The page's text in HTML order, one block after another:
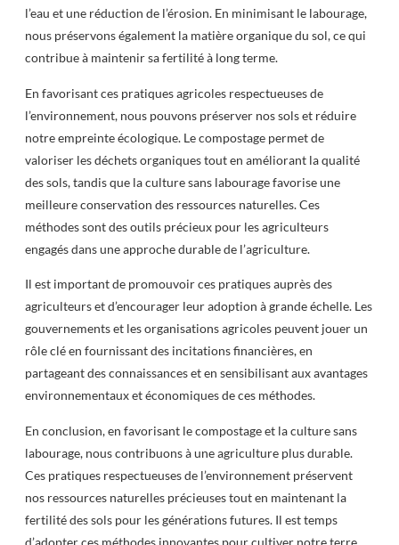
l’eau et une réduction de l’érosion. En minimisant le labourage,
nous préservons également la matière organique du sol, ce qui
contribue à maintenir sa fertilité à long terme.
En favorisant ces pratiques agricoles respectueuses de
l’environnement, nous pouvons préserver nos sols et réduire
notre empreinte écologique. Le compostage permet de
valoriser les déchets organiques tout en améliorant la qualité
des sols, tandis que la culture sans labourage favorise une
meilleure conservation des ressources naturelles. Ces
méthodes sont des outils précieux pour les agriculteurs
engagés dans une approche durable de l’agriculture.
Il est important de promouvoir ces pratiques auprès des
agriculteurs et d’encourager leur adoption à grande échelle. Les
gouvernements et les organisations agricoles peuvent jouer un
rôle clé en fournissant des incitations financières, en
partageant des connaissances et en sensibilisant aux avantages
environnementaux et économiques de ces méthodes.
En conclusion, en favorisant le compostage et la culture sans
labourage, nous contribuons à une agriculture plus durable.
Ces pratiques respectueuses de l’environnement préservent
nos ressources naturelles précieuses tout en maintenant la
fertilité des sols pour les générations futures. Il est temps
d’adopter ces méthodes innovantes pour cultiver notre terre